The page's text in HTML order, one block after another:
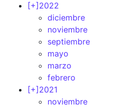
[+] 2022
diciembre
noviembre
septiembre
mayo
marzo
febrero
[+] 2021
noviembre